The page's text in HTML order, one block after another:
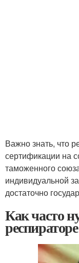
Важно знать, что
сертификации на
таможенного
индивидуальной
достаточно
Как часто
респираторе